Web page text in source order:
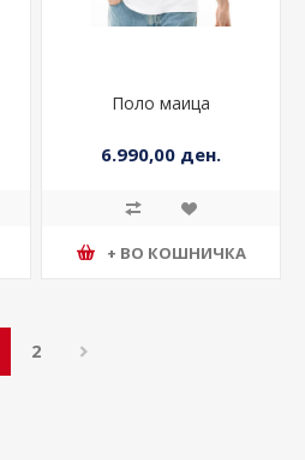
Поло маица
6.990,00 ден.
+ ВО КОШНИЧКА
2